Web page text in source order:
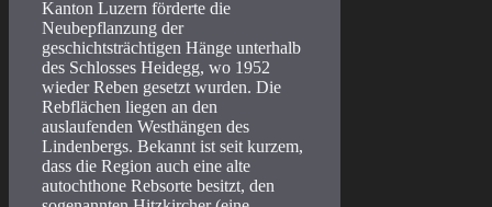
Kanton Luzern förderte die
Neubepflanzung der
geschichtsträchtigen Hänge unterhalb
des Schlosses Heidegg, wo 1952
wieder Reben gesetzt wurden. Die
Rebflächen liegen an den
auslaufenden Westhängen des
Lindenbergs. Bekannt ist seit kurzem,
dass die Region auch eine alte
autochthone Rebsorte besitzt, den